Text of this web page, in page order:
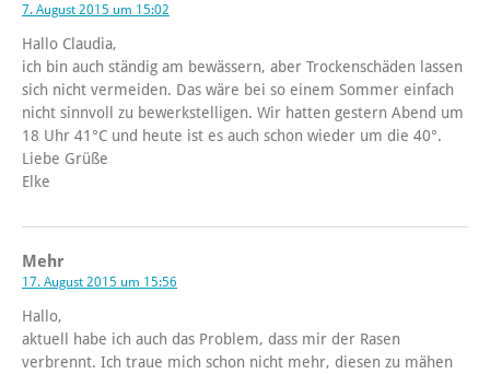
7. August 2015 um 15:02
Hallo Claudia,
ich bin auch ständig am bewässern, aber Trockenschäden lassen
sich nicht vermeiden. Das wäre bei so einem Sommer einfach
nicht sinnvoll zu bewerkstelligen. Wir hatten gestern Abend um
18 Uhr 41°C und heute ist es auch schon wieder um die 40°.
Liebe Grüße
Elke
Mehr
17. August 2015 um 15:56
Hallo,
aktuell habe ich auch das Problem, dass mir der Rasen
verbrennt. Ich traue mich schon nicht mehr, diesen zu mähen